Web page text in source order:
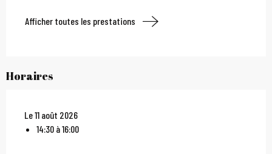
Afficher toutes les prestations
Horaires
Le 11 août 2026
14:30 à 16:00